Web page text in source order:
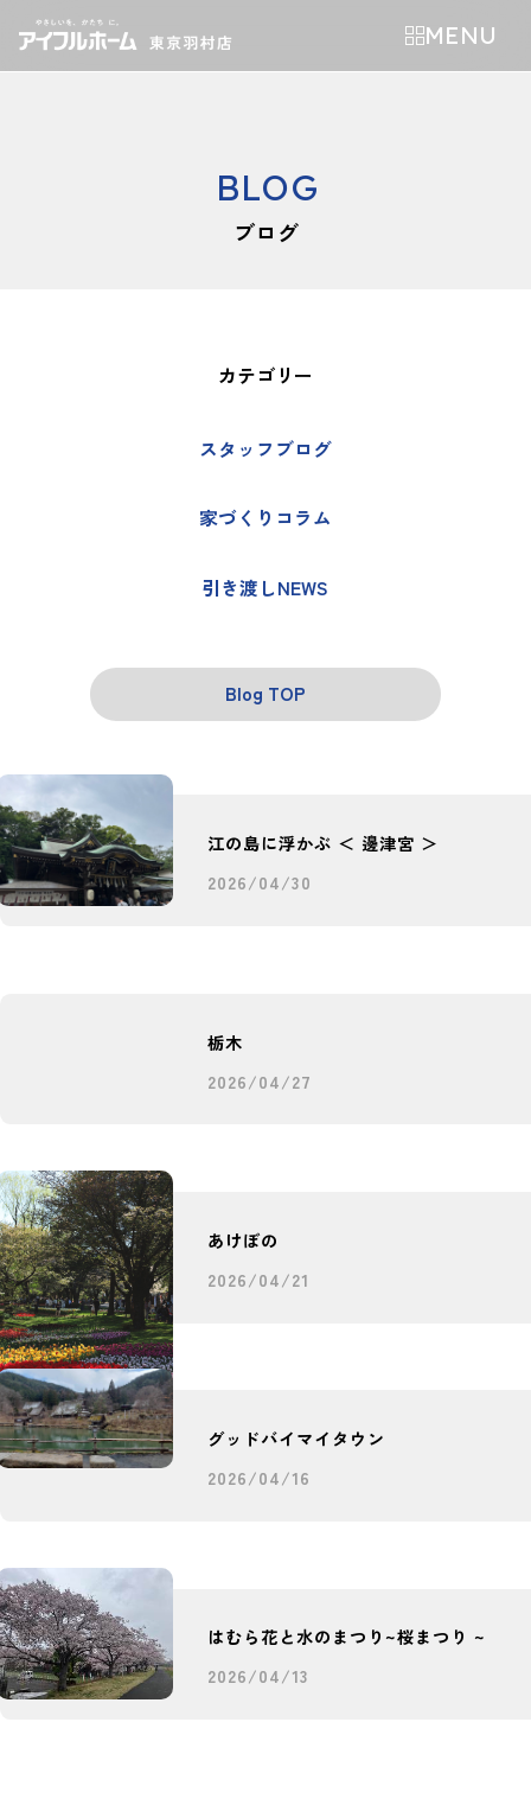
MENU
BLOG
ブログ
カテゴリー
スタッフブログ
家づくりコラム
引き渡しNEWS
Blog TOP
江の島に浮かぶ ＜ 邊津宮 ＞
2026/04/30
栃木
2026/04/27
あけぼの
2026/04/21
グッドバイマイタウン
2026/04/16
はむら花と水のまつり~桜まつり ~
2026/04/13